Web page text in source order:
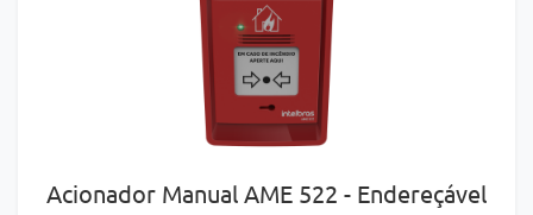
Acionador Manual AME 522 - Endereçável